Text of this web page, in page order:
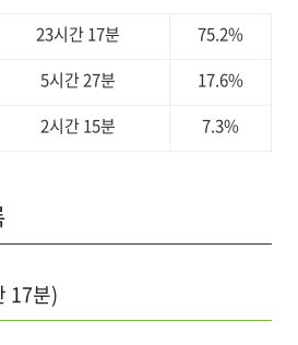
23시간 17분
75.2%
5시간 27분
17.6%
2시간 15분 7.3%
17분)